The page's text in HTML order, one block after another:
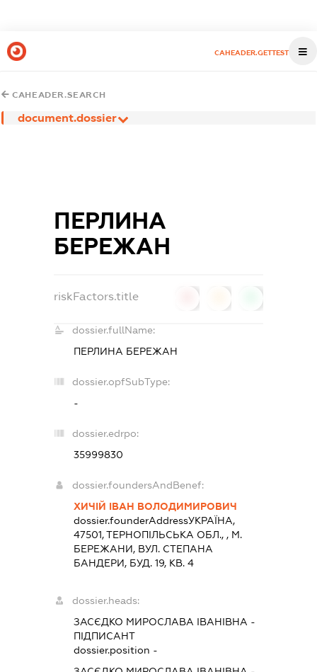
CAHEADER.GETTEST
CAHEADER.SEARCH
document.dossier
ПЕРЛИНА
БЕРЕЖАН
riskFactors.title
dossier.fullName:
ПЕРЛИНА БЕРЕЖАН
dossier.opfSubType:
-
dossier.edrpo:
35999830
dossier.foundersAndBenef:
ХИЧІЙ ІВАН ВОЛОДИМИРОВИЧ
dossier.founderAddressУКРАЇНА,
47501, ТЕРНОПIЛЬСЬКА ОБЛ., , М.
БЕРЕЖАНИ, ВУЛ. СТЕПАНА
БАНДЕРИ, БУД. 19, КВ. 4
dossier.heads:
ЗАСЄДКО МИРОСЛАВА ІВАНІВНА -
ПІДПИСАНТ
dossier.position -